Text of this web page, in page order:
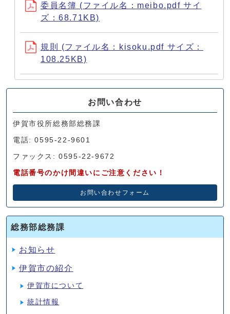
委員名簿 (ファイル名：meibo.pdf サイ
ズ：68.71KB)
規則 (ファイル名：kisoku.pdf サイズ：
108.25KB)
お問い合わせ
伊賀市役所総務部総務課
電話: 0595-22-9601
ファックス: 0595-22-9672
電話番号のかけ間違いにご注意ください！
お問い合わせフォーム
総務部総務課
お知らせ
伊賀市の紹介
伊賀市について
統計情報